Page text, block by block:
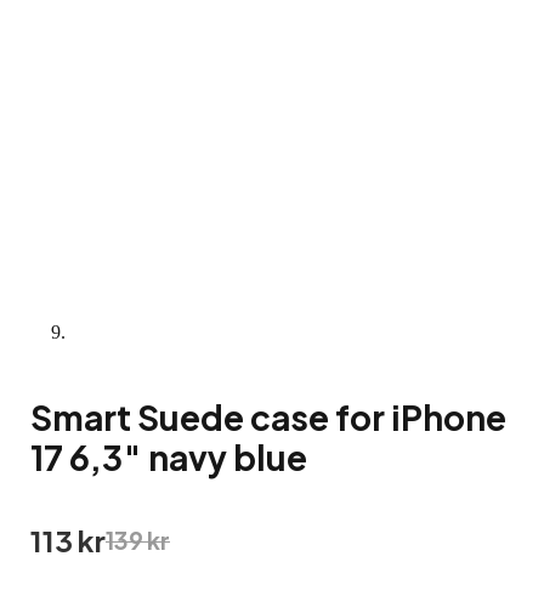
Smart Suede case for iPhone
17 6,3″ navy blue
139kr
Det
ursprungliga
113 krDet
nuvarande